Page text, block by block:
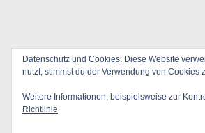
Datenschutz und Cookies: Diese Website
nutzt, stimmst du der Verwendung von Cookies
Weitere Informationen, beispielsweise zur
Richtlinie